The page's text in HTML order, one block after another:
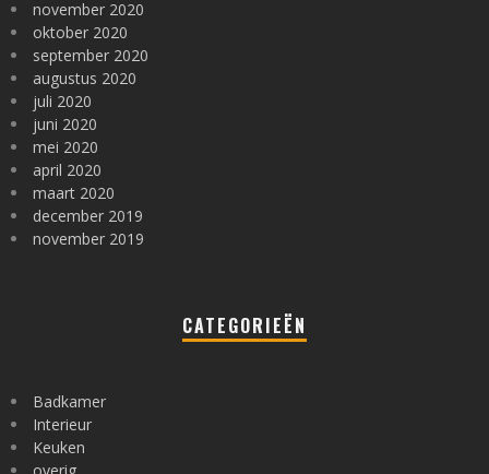
november 2020
oktober 2020
september 2020
augustus 2020
juli 2020
juni 2020
mei 2020
april 2020
maart 2020
december 2019
november 2019
CATEGORIEËN
Badkamer
Interieur
Keuken